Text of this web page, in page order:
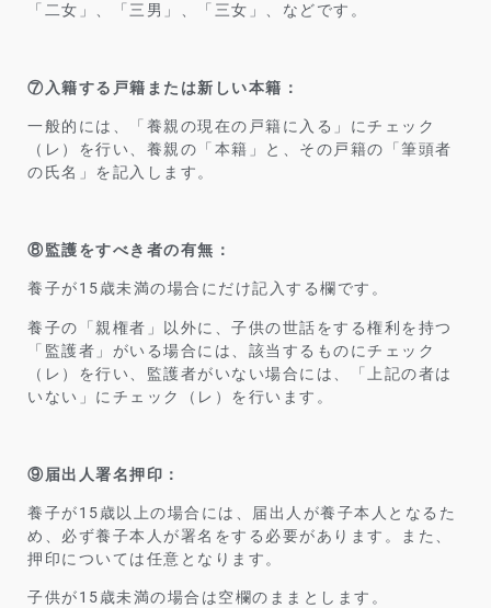
「二女」、「三男」、「三女」、などです。
⑦入籍する戸籍または新しい本籍：
一般的には、「養親の現在の戸籍に入る」にチェック
（レ）を行い、養親の「本籍」と、その戸籍の「筆頭者
の氏名」を記入します。
⑧監護をすべき者の有無：
養子が15歳未満の場合にだけ記入する欄です。
養子の「親権者」以外に、子供の世話をする権利を持つ
「監護者」がいる場合には、該当するものにチェック
（レ）を行い、監護者がいない場合には、「上記の者は
いない」にチェック（レ）を行います。
⑨届出人署名押印：
養子が15歳以上の場合には、届出人が養子本人となるた
め、必ず養子本人が署名をする必要があります。また、
押印については任意となります。
子供が15歳未満の場合は空欄のままとします。